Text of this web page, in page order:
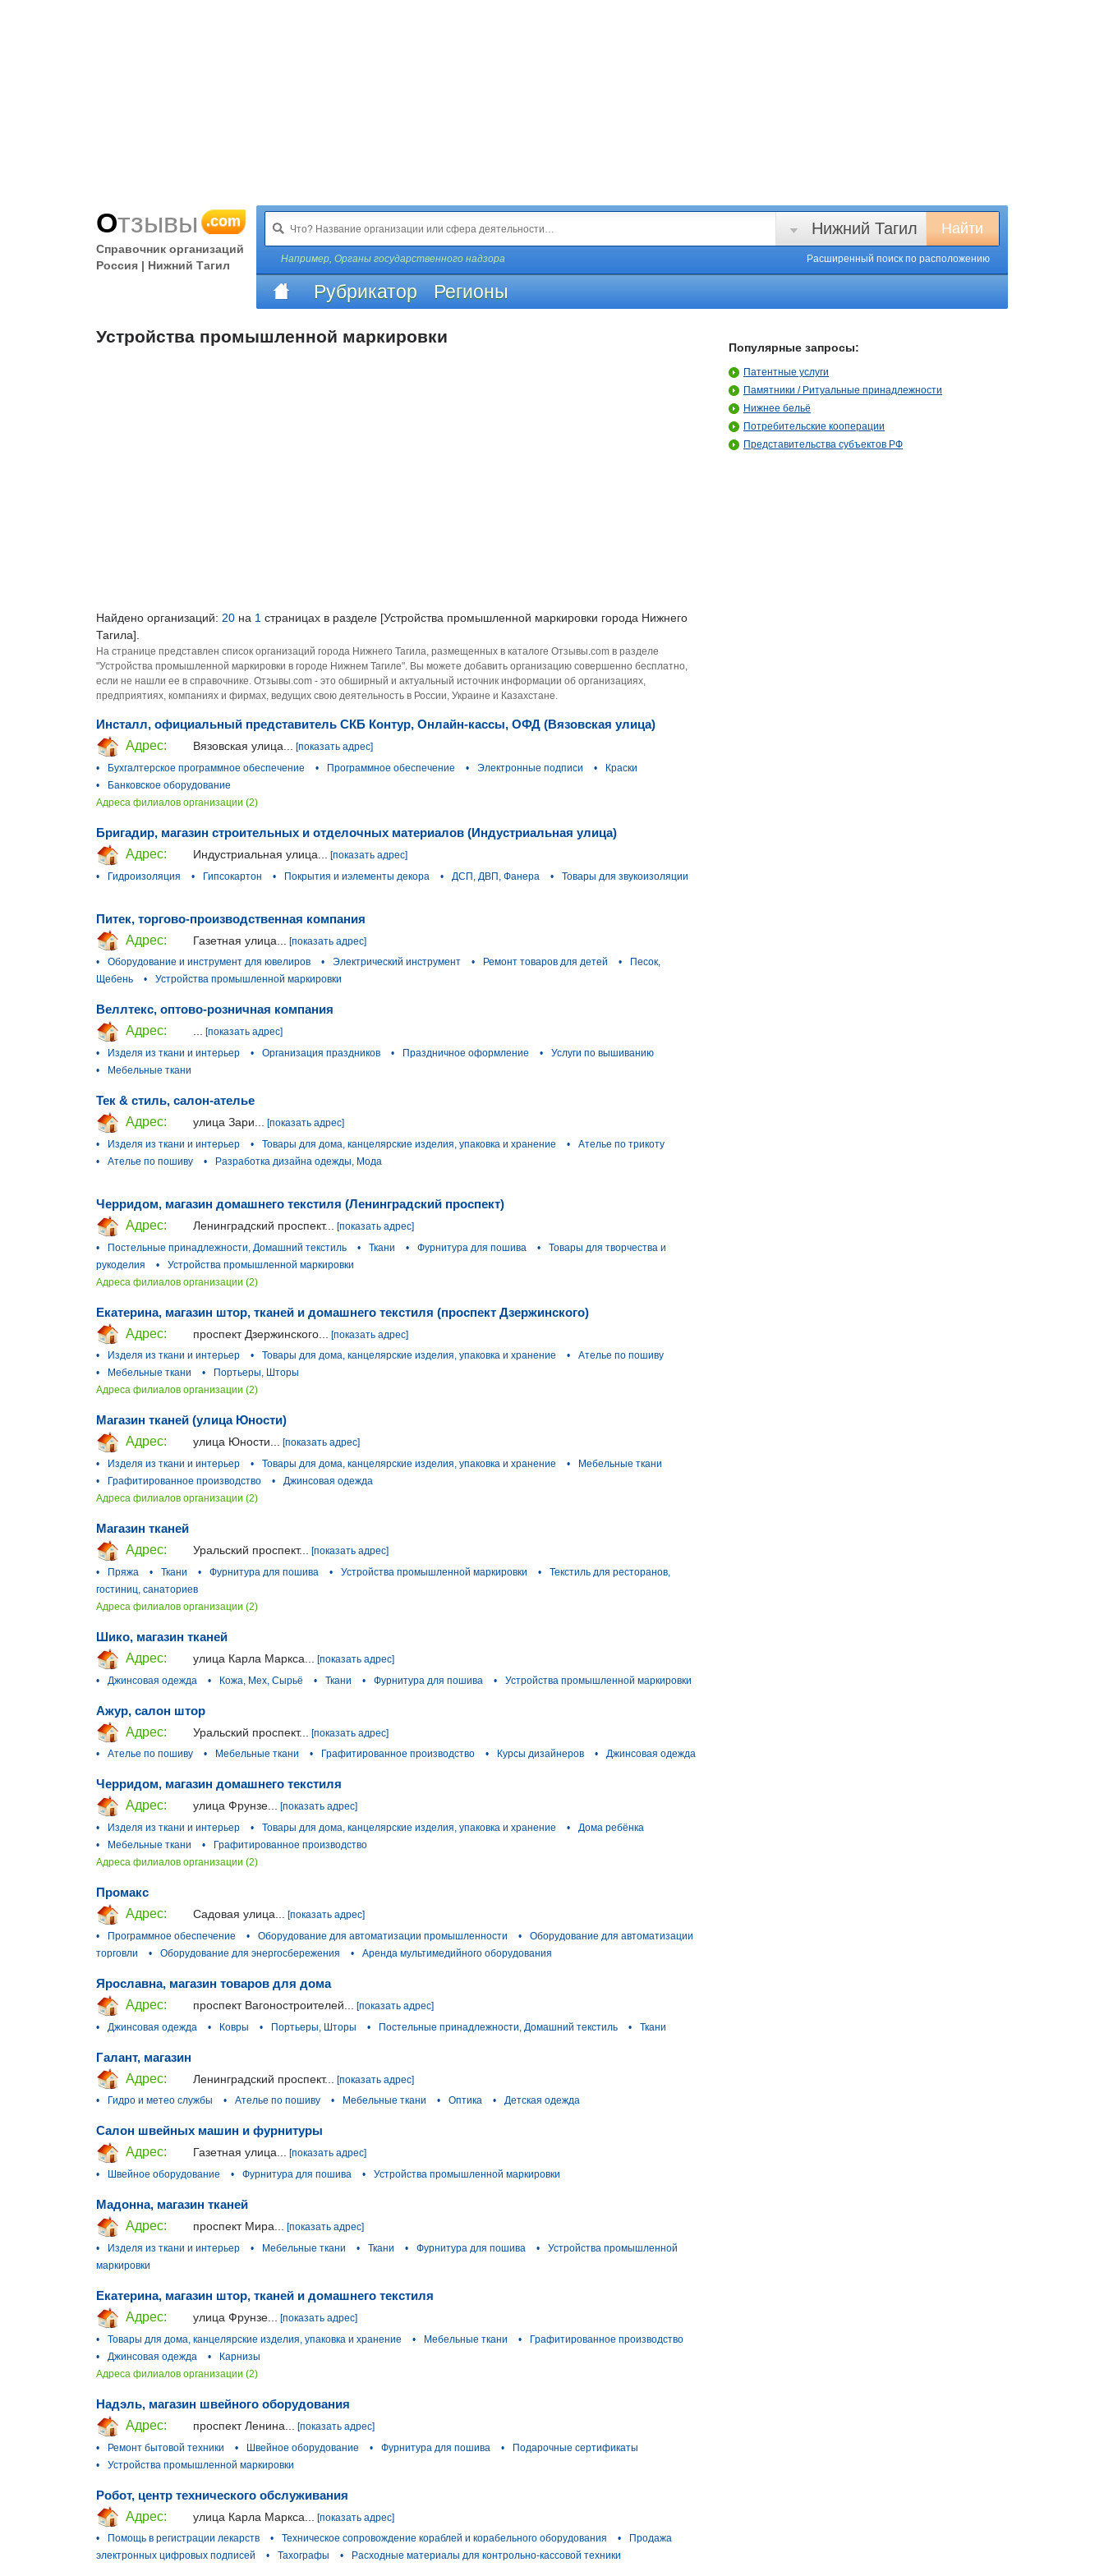
Отзывы .com
Справочник организаций
Россия | Нижний Тагил
Найти
Нижний Тагил
Например, Органы государственного надзора Расширенный поиск по расположению
Рубрикатор Регионы
Устройства промышленной маркировки
Найдено организаций: 20 на 1 страницах в разделе [Устройства промышленной маркировки города Нижнего
Тагила].
На странице представлен список организаций города Нижнего Тагила, размещенных в каталоге Отзывы.com в разделе
"Устройства промышленной маркировки в городе Нижнем Тагиле". Вы можете добавить организацию совершенно бесплатно,
если не нашли ее в справочнике. Отзывы.com - это обширный и актуальный источник информации об организациях,
предприятиях, компаниях и фирмах, ведущих свою деятельность в России, Украине и Казахстане.
Инсталл, официальный представитель СКБ Контур, Онлайн-кассы, ОФД (Вязовская улица)
Адрес:
Вязовская улица...
[показать адрес]
•
Бухгалтерское программное обеспечение • Программное обеспечение • Электронные подписи •
Краски
•
Банковское оборудование
Адреса филиалов организации (2)
Бригадир, магазин строительных и отделочных материалов (Индустриальная улица)
Адрес:
Индустриальная улица...
[показать адрес]
•
Гидроизоляция • Гипсокартон • Покрытия и иэлементы декора • ДСП, ДВП, Фанера • Товары для звукоизоляции
Питек, торгово-производственная компания
Адрес:
Газетная улица...
[показать адрес]
•
Оборудование и инструмент для ювелиров • Электрический инструмент • Ремонт товаров для детей •
Песок,
Щебень
• Устройства промышленной маркировки
Веллтекс, оптово-розничная компания
Адрес:
... [показать адрес]
•
Изделя из ткани и интерьер • Организация праздников • Праздничное оформление •
Услуги по вышиванию
•
Мебельные ткани
Тек & стиль, салон-ателье
Адрес:
улица Зари...
[показать адрес]
•
Изделя из ткани и интерьер • Товары для дома, канцелярские изделия, упаковка и хранение •
Ателье по трикоту
•
Ателье по пошиву • Разработка дизайна одежды, Мода
Черридом, магазин домашнего текстиля (Ленинградский проспект)
Адрес:
Ленинградский проспект...
[показать адрес]
•
Постельные принадлежности, Домашний текстиль • Ткани • Фурнитура для пошива •
Товары для творчества и
рукоделия
•
Устройства промышленной маркировки
Адреса филиалов организации (2)
Екатерина, магазин штор, тканей и домашнего текстиля (проспект Дзержинского)
Адрес:
проспект Дзержинского...
[показать адрес]
•
Изделя из ткани и интерьер • Товары для дома, канцелярские изделия, упаковка и хранение •
Ателье по пошиву
•
Мебельные ткани •
Портьеры, Шторы
Адреса филиалов организации (2)
Магазин тканей (улица Юности)
Адрес:
улица Юности... [показать адрес]
•
Изделя из ткани и интерьер • Товары для дома, канцелярские изделия, упаковка и хранение •
Мебельные ткани
•
Графитированное производство •
Джинсовая одежда
Адреса филиалов организации (2)
Магазин тканей
Адрес:
Уральский проспект...
[показать адрес]
•
Пряжа • Ткани • Фурнитура для пошива • Устройства промышленной маркировки •
Текстиль для ресторанов,
гостиниц, санаториев
Адреса филиалов организации (2)
Шико, магазин тканей
Адрес:
улица Карла Маркса...
[показать адрес]
•
Джинсовая одежда • Кожа, Мех, Сырьё • Ткани • Фурнитура для пошива • Устройства промышленной маркировки
Ажур, салон штор
Адрес:
Уральский проспект...
[показать адрес]
•
Ателье по пошиву • Мебельные ткани • Графитированное производство • Курсы дизайнеров • Джинсовая одежда
Черридом, магазин домашнего текстиля
Адрес:
улица Фрунзе... [показать адрес]
•
Изделя из ткани и интерьер • Товары для дома, канцелярские изделия, упаковка и хранение •
Дома ребёнка
•
Мебельные ткани •
Графитированное производство
Адреса филиалов организации (2)
Промакс
Адрес:
Садовая улица...
[показать адрес]
•
Программное обеспечение • Оборудование для автоматизации промышленности •
Оборудование для автоматизации
торговли
• Оборудование для энергосбережения • Аренда мультимедийного оборудования
Ярославна, магазин товаров для дома
Адрес:
проспект Вагоностроителей...
[показать адрес]
•
Джинсовая одежда • Ковры • Портьеры, Шторы • Постельные принадлежности, Домашний текстиль • Ткани
Галант, магазин
Адрес:
Ленинградский проспект...
[показать адрес]
•
Гидро и метео службы • Ателье по пошиву • Мебельные ткани • Оптика • Детская одежда
Салон швейных машин и фурнитуры
Адрес:
Газетная улица... [показать адрес]
•
Швейное оборудование • Фурнитура для пошива • Устройства промышленной маркировки
Мадонна, магазин тканей
Адрес:
проспект Мира... [показать адрес]
•
Изделя из ткани и интерьер • Мебельные ткани • Ткани • Фурнитура для пошива •
Устройства промышленной
маркировки
Екатерина, магазин штор, тканей и домашнего текстиля
Адрес:
улица Фрунзе...
[показать адрес]
•
Товары для дома, канцелярские изделия, упаковка и хранение • Мебельные ткани •
Графитированное производство
•
Джинсовая одежда •
Карнизы
Адреса филиалов организации (2)
Надэль, магазин швейного оборудования
Адрес:
проспект Ленина...
[показать адрес]
•
Ремонт бытовой техники • Швейное оборудование • Фурнитура для пошива •
Подарочные сертификаты
•
Устройства промышленной маркировки
Робот, центр технического обслуживания
Адрес:
улица Карла Маркса...
[показать адрес]
•
Помощь в регистрации лекарств • Техническое сопровождение кораблей и корабельного оборудования •
Продажа
электронных цифровых подписей
• Тахографы • Расходные материалы для контрольно-кассовой техники
Популярные запросы:
Патентные услуги
Памятники / Ритуальные принадлежности
Нижнее бельё
Потребительские кооперации
Представительства субъектов РФ